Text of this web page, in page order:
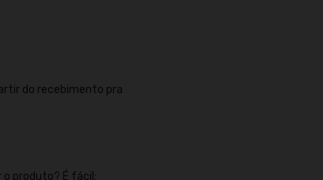
do recebimento pra
o produto? É fácil: